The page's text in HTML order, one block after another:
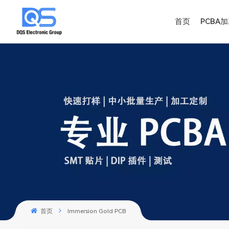
首页 PCBA
首页 Immersion Gold PCB